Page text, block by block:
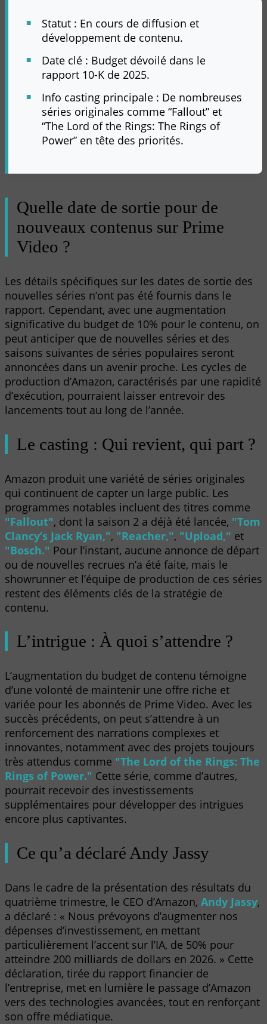
Statut : En cours de diffusion et
développement de contenu.
Date clé : Budget dévoilé dans le
rapport 10-K de 2025.
Info casting principale : De nombreuses
séries originales comme “Fallout” et
“The Lord of the Rings: The Rings of
Power” en tête des priorités.
Quelle date de sortie pour de
nouveaux contenus sur Prime
Video ?
Les détails spécifiques sur les dates de sortie des
nouvelles séries n’ont pas été fournis dans le
rapport. Cependant, avec une augmentation
significative du budget de 10% pour le contenu, on
peut anticiper que de nouvelles séries et des
saisons suivantes de séries populaires seront
annoncées dans un avenir proche. Les cycles de
production d’Amazon, caractérisés par une rapidité
d’exécution, pourraient laisser entrevoir des
lancements tout au long de l’année.
Le casting : Qui revient, qui part ?
Amazon produit une variété de séries originales
qui continuent de capter un large public. Les
programmes notables incluent des titres comme
"Fallout", dont la saison 2 a déjà été lancée, "Tom
Clancy’s Jack Ryan,", "Reacher,", "Upload," et
"Bosch." Pour l’instant, aucune annonce de départ
ou de nouvelles recrues n’a été faite, mais le
showrunner et l’équipe de production de ces séries
restent des éléments clés de la stratégie de
contenu.
L’intrigue : À quoi s’attendre ?
L’augmentation du budget de contenu témoigne
d’une volonté de maintenir une offre riche et
variée pour les abonnés de Prime Video. Avec les
succès précédents, on peut s’attendre à un
renforcement des narrations complexes et
innovantes, notamment avec des projets toujours
très attendus comme "The Lord of the Rings: The
Rings of Power." Cette série, comme d’autres,
pourrait recevoir des investissements
supplémentaires pour développer des intrigues
encore plus captivantes.
Ce qu’a déclaré Andy Jassy
Dans le cadre de la présentation des résultats du
quatrième trimestre, le CEO d’Amazon, Andy Jassy,
a déclaré : « Nous prévoyons d’augmenter nos
dépenses d’investissement, en mettant
particulièrement l’accent sur l’IA, de 50% pour
atteindre 200 milliards de dollars en 2026. » Cette
déclaration, tirée du rapport financier de
l’entreprise, met en lumière le passage d’Amazon
vers des technologies avancées, tout en renforçant
son offre médiatique.